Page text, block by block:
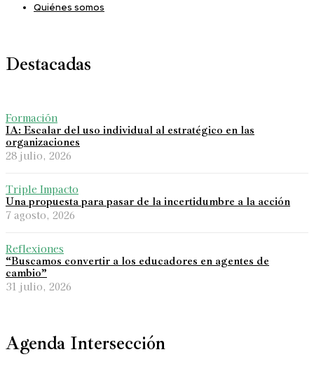
Quiénes somos
Destacadas
Formación
IA: Escalar del uso individual al estratégico en las
organizaciones
28 julio, 2026
Triple Impacto
Una propuesta para pasar de la incertidumbre a la acción
7 agosto, 2026
Reflexiones
“Buscamos convertir a los educadores en agentes de
cambio”
31 julio, 2026
Agenda Intersección